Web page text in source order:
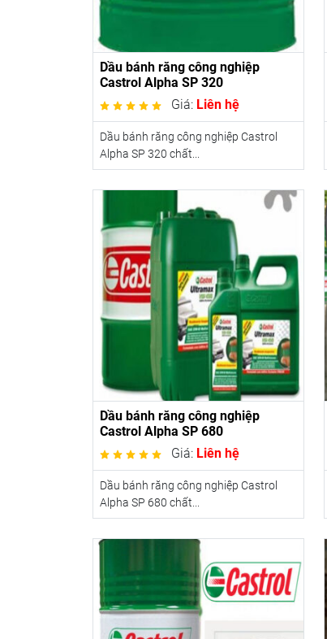
Dầu bánh răng công nghiệp
Castrol Alpha SP 320
Giá: Liên hệ
Dầu bánh răng công nghiệp Castrol
Alpha SP 320 chất...
Dầu bánh răng công nghiệp
Castrol Alpha SP 680
Giá: Liên hệ
Dầu bánh răng công nghiệp Castrol
Alpha SP 680 chất...